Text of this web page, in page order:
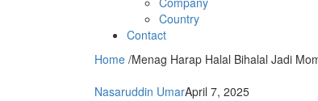
Country
Contact
Home /Menag Harap Halal Bihalal Jadi
Nasaruddin UmarApril 7, 2025